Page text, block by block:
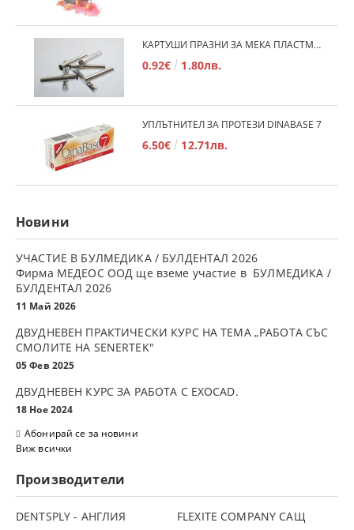
КАРТУШИ ПРАЗНИ ЗА МЕКА ПЛАСТМАСА
0.92€ 1.80лв.
УПЛЪТНИТЕЛ ЗА ПРОТЕЗИ DINABASE 7
6.50€ 12.71лв.
Новини
УЧАСТИЕ В БУЛМЕДИКА / БУЛДЕНТАЛ 2026
Фирма МЕДЕОС ООД ще вземе участие в БУЛМЕДИКА /
БУЛДЕНТАЛ 2026
11 Май 2026
ДВУДНЕВЕН ПРАКТИЧЕСКИ КУРС НА ТЕМА „РАБОТА СЪС
СМОЛИТЕ НА SENERTEK"
05 Фев 2025
ДВУДНЕВЕН КУРС ЗА РАБОТА С ЕXOCAD.
18 Ное 2024
Абонирай се за новини
Виж всички
Производители
DENTSPLY - АНГЛИЯ
FLEXITE COMPANY САЩ